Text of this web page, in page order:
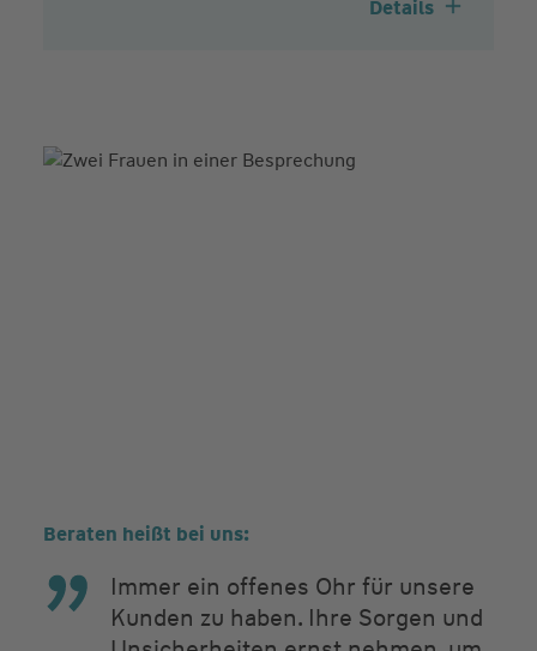
Details
Beraten heißt bei uns:
Immer ein offenes Ohr für unsere
Kunden zu haben. Ihre Sorgen und